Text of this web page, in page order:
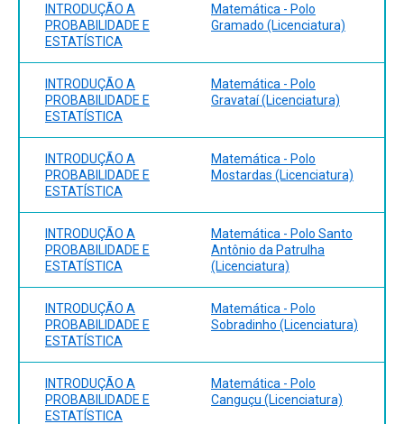
INTRODUÇÃO A
PROBABILIDADE E
ESTATÍSTICA
Matemática - Polo
Gramado (Licenciatura)
INTRODUÇÃO A
PROBABILIDADE E
ESTATÍSTICA
Matemática - Polo
Gravataí (Licenciatura)
INTRODUÇÃO A
PROBABILIDADE E
ESTATÍSTICA
Matemática - Polo
Mostardas (Licenciatura)
INTRODUÇÃO A
PROBABILIDADE E
ESTATÍSTICA
Matemática - Polo Santo
Antônio da Patrulha
(Licenciatura)
INTRODUÇÃO A
PROBABILIDADE E
ESTATÍSTICA
Matemática - Polo
Sobradinho (Licenciatura)
INTRODUÇÃO A
PROBABILIDADE E
ESTATÍSTICA
Matemática - Polo
Canguçu (Licenciatura)